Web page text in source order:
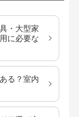
・大型家
に必要な
る？室内